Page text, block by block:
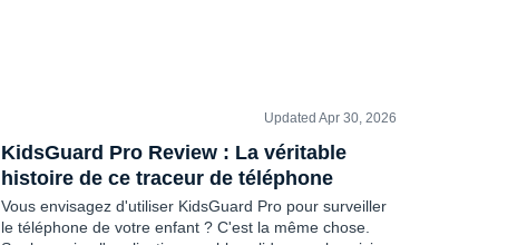
Updated Apr 30, 2026
KidsGuard Pro Review : La véritable
histoire de ce traceur de téléphone
Vous envisagez d'utiliser KidsGuard Pro pour surveiller
le téléphone de votre enfant ? C'est la même chose.